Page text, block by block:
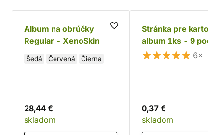
Album na obrúčky
Regular - XenoSkin
Šedá Červená Čierna
28,44 €
skladom
Stránka pre kartové
album 1ks - 9
6×
0,37 €
skladom